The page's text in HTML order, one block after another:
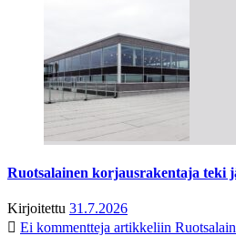
Ruotsalainen korjausrakentaja teki
Kirjoitettu 31.7.2026
Ei kommentteja artikkeliin